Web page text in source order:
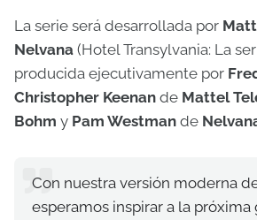
La serie será desarrollada por
Nelvana (Hotel Transylvania: La
producida ejecutivamente por
Christopher Keenan de Mattel
Bohm y Pam Westman de
Con nuestra versión moderna
esperamos inspirar a la próxima